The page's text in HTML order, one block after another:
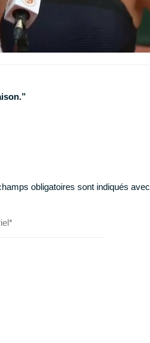
obligatoires sont indiqués avec